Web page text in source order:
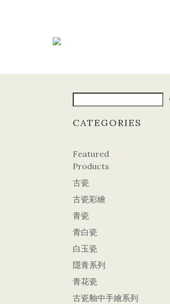
CATEGORIES
Featured
Products
古瓷
古瓷彩繪
青瓷
青白瓷
白玉瓷
隱青系列
青花瓷
古瓷釉中手繪系列